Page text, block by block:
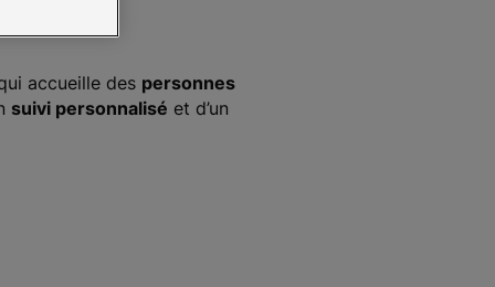
accueille des personnes
suivi personnalisé et d’un